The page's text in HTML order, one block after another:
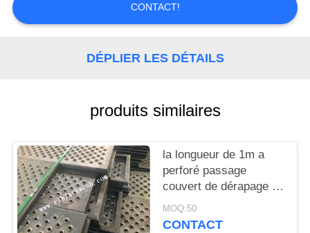
DEMANDEZ
CITATION
SITE
PRIVACY
POLICY
CONTACT!
DÉPLIER LES DÉTAILS
produits similaires
la longueur de 1m a
perforé passage
couvert de dérapage de
Mesh Sheet Fish Scale
Hole en métal l'anti
MOQ:50
CONTACT